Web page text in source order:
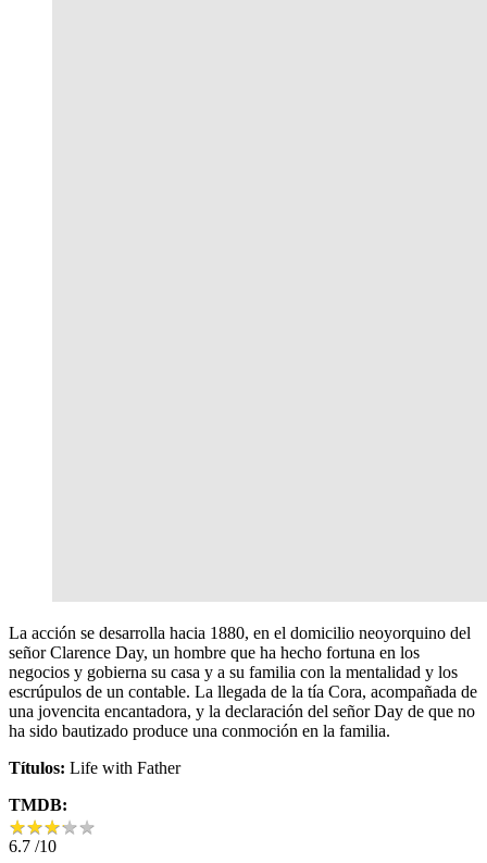
La acción se desarrolla hacia 1880, en el domicilio neoyorquino del
señor Clarence Day, un hombre que ha hecho fortuna en los
negocios y gobierna su casa y a su familia con la mentalidad y los
escrúpulos de un contable. La llegada de la tía Cora, acompañada de
una jovencita encantadora, y la declaración del señor Day de que no
ha sido bautizado produce una conmoción en la familia.
Títulos: Life with Father
TMDB:
★★★★★
★★★★★
6.7 /10